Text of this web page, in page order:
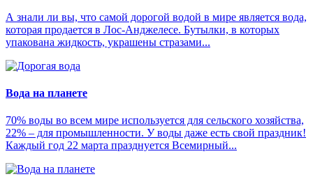
А знали ли вы, что самой дорогой водой в мире является вода,
которая продается в Лос-Анджелесе. Бутылки, в которых
упакована жидкость, украшены стразами...
Вода на планете
70% воды во всем мире используется для сельского хозяйства,
22% – для промышленности. У воды даже есть свой праздник!
Каждый год 22 марта празднуется Всемирный...